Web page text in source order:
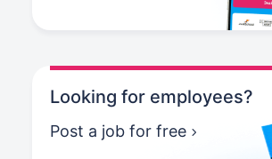
Looking for employees?
Post a job for free